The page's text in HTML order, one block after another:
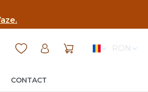
RON
CONTACT